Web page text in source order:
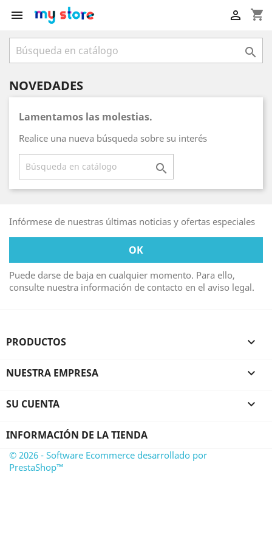
 shopping_cart


NOVEDADES
Lamentamos las molestias.
Realice una nueva búsqueda sobre su interés

Infórmese de nuestras últimas noticias y ofertas especiales
Puede darse de baja en cualquier momento. Para ello,
consulte nuestra información de contacto en el aviso legal.
PRODUCTOS 
NUESTRA EMPRESA 
SU CUENTA 
INFORMACIÓN DE LA TIENDA
© 2026 - Software Ecommerce desarrollado por
PrestaShop™